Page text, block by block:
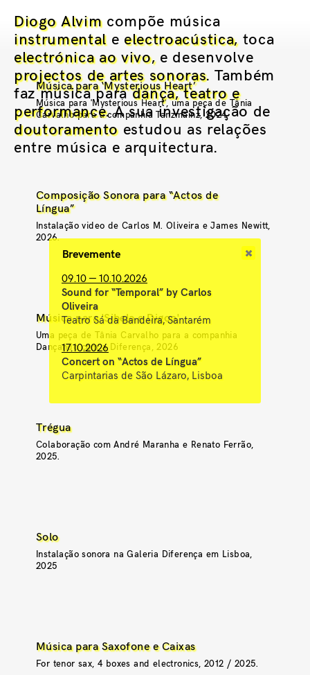
Diogo Alvimcompõe música
instrumental e electroacústica,toca
electrónica ao vivo,e desenvolve
projectos de artes sonoras. Também
faz música paradança, teatro e
performance. A sua investigação de
doutoramentoestudou as relações
entre música e arquitectura.
Música para ‘Mysterious Heart’
Música para 'Mysterious Heart', uma peça de Tânia
Carvalho para a companhia Tanzmainz, 2024.
Composição Sonora para “Actos de
Língua”
Instalação video de Carlos M. Oliveira e James Newitt,
2026.
Música para 'Sibela e Digoo'
Uma peça de Tânia Carvalho para a companhia
Dançando com a Diferença, 2026
Trégua
Colaboração com André Maranha e Renato Ferrão,
2025.
Solo
Instalação sonora na Galeria Diferença em Lisboa,
2025
Música para Saxofone e Caixas
For tenor sax, 4 boxes and electronics, 2012 / 2025.
Brevemente
09.10 — 10.10.2026
Sound for “Temporal” by Carlos
Oliveira
Teatro Sá da Bandeira, Santarém
17.10.2026
Concert on “Actos de Língua”
Carpintarias de São Lázaro, Lisboa